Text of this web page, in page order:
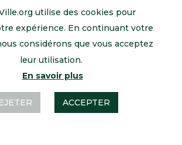
Mentions légales Contactez-nous
utilise des cookies pour
expérience. En continuant votre
considérons que vous acceptez
leur utilisation.
En savoir plus
ACCEPTER